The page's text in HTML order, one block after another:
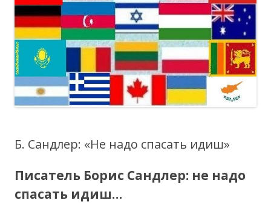
Б. Сандлер: «Не надо спасать идиш»
Писатель Борис Сандлер: не надо
спасать идиш…